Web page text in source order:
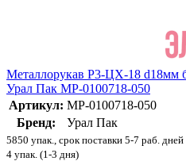
Металлорукав Р3-ЦХ-18 d18мм
Урал Пак МР-0100718-050
Артикул: МР-0100718-050
Бренд:
Урал Пак
5850 упак., срок поставки 5-7 раб. дней
4 упак. (1-3 дня)